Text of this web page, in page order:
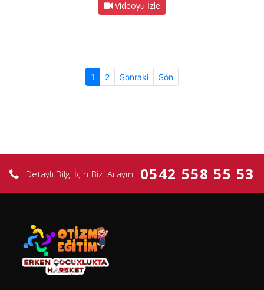
Videoyu İzle
1 (current)
2 Sonraki Son
Detaylı Bilgi İçin Bizi Arayın 0542 558 55 53